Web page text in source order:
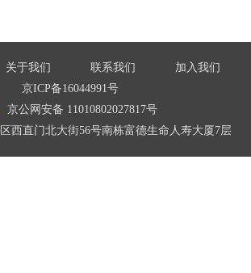
关于我们 联系我们
加入我们
京ICP备16044991号
京公网安备 11010802027817号
西直门北大街56号南栋富德生命人寿大厦7层